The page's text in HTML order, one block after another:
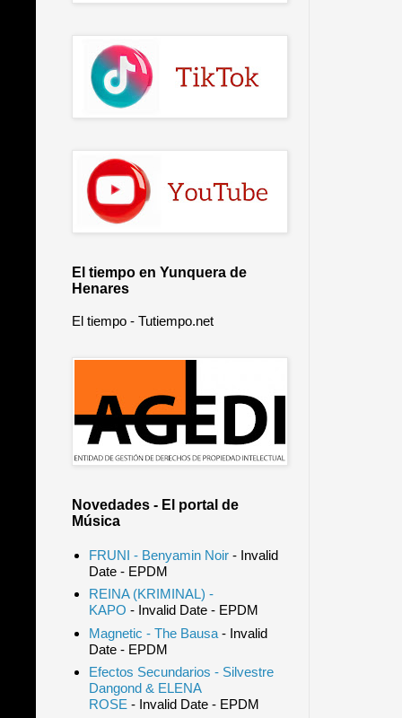
El tiempo en Yunquera de
Henares
El tiempo - Tutiempo.net
Novedades - El portal de
Música
FRUNI - Benyamin Noir- Invalid
Date- EPDM
REINA (KRIMINAL) -
KAPO - Invalid Date- EPDM
Magnetic - The Bausa- Invalid
Date- EPDM
Efectos Secundarios - Silvestre
Dangond & ELENA
ROSE - Invalid Date- EPDM